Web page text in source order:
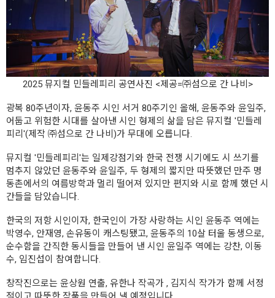
2025 뮤지컬 민들레피리 공연사진 <제공=㈜섬으로 간 나비>
광복 80주년이자, 윤동주 시인 서거 80주기인 올해, 윤동주와 윤일주,
어둡고 위험한 시대를 살아낸 시인 형제의 삶을 담은 뮤지컬 '민들레
피리'(제작 ㈜섬으로 간 나비)가 무대에 오릅니다.
뮤지컬 '민들레피리'는 일제강점기와 한국 전쟁 시기에도 시 쓰기를
멈추지 않았던 윤동주와 윤일주, 두 형제의 짧지만 따뜻했던 만주 명
동촌에서의 여름방학과 멀리 떨어져 있지만 편지와 시로 함께 했던 시
간들을 담았습니다.
한국의 저항 시인이자, 한국인이 가장 사랑하는 시인 윤동주 역에는
박영수, 안재영, 손유동이 캐스팅됐고, 윤동주의 10살 터울 동생으로,
순수함을 간직한 동시들을 만들어 낸 시인 윤일주 역에는 강찬, 이동
수, 임진섭이 참여합니다.
창작진으로는 윤상원 연출, 유한나 작곡가 , 김지식 작가가 함께 서정